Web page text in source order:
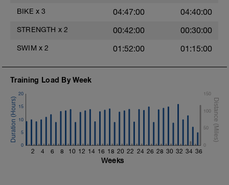
xxxxxx
Erweiterungsmöglichkeit
BIKE x 3 04:47:00 04:40:00
STRENGTH x 2 00:42:00 00:30:00
SWIM x 2 01:52:00 01:15:00
Training Load By Week
2 4 6 8 10 12 14 16 18 20 22 24 26 28 30 32 34 36
0
5
10
15
20
0
50
100
150
Weeks